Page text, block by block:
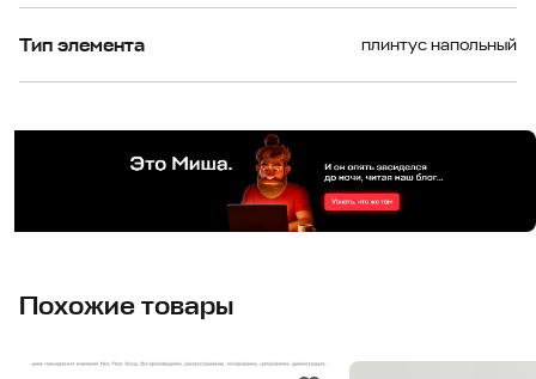
Тип элемента плинтус напольный
Похожие товары